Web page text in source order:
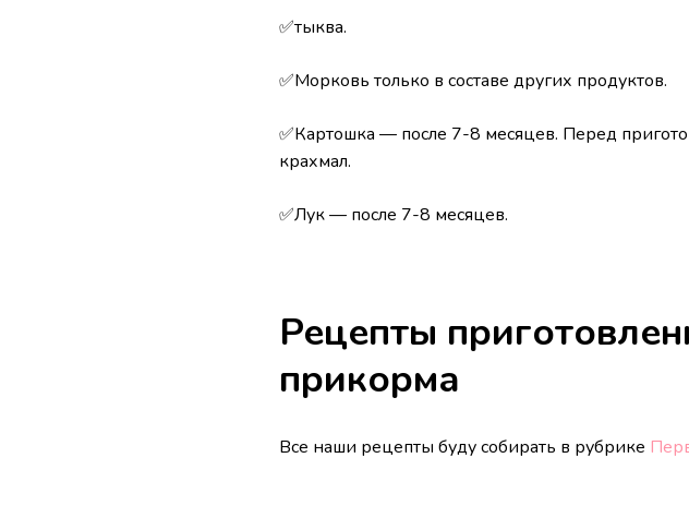
✅тыква.
✅Морковь только в составе других продуктов.
✅Картошка — после 7-8 месяцев. Перед
крахмал.
✅Лук — после 7-8 месяцев.
Рецепты
прикорма
Все наши рецепты буду собирать в рубрике